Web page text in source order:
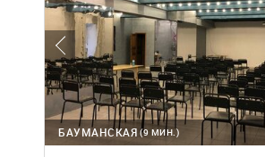
(9 МИН.)
БАУМАНСКАЯ